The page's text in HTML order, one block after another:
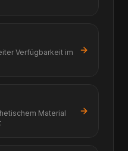
Verfügbarkeit im
Material